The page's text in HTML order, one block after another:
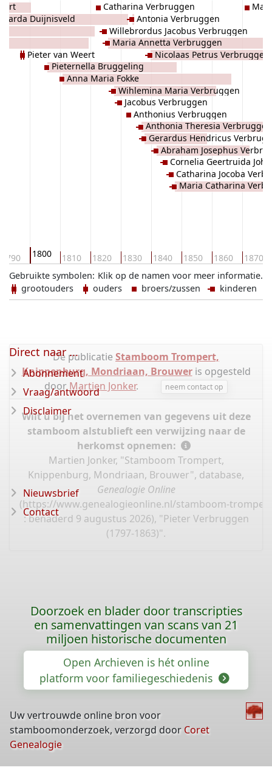
1790 1800 1810 1820 1830 1840 1850 1860 1870
Duijnisveld
Pieter van Weert
Pieternella Bruggeling
Anna Maria Fokke
Catharina Verbruggen
Willebrordus Jacobus Verbruggen
Maria Annetta Verbruggen
Wihlemina Maria Verbruggen
Jacobus Verbruggen
Anthonius Verbruggen
Antonia Verbruggen
Anthonia Theresia Verbruggen
Gerardus Hendricus
Nicolaas Petrus Verbruggen
Abraham Josephus
Cornelia Geertruida
Catharina Jocoba
Maria Catharina
Klik op de namen voor meer informatie.
Gebruikte symbolen:
grootouders
ouders broers/zussen kinderen
De publicatie Stamboom Trompert,
Knippenburg, Mondriaan, Brouweris opgesteld
doorMartien Jonker. neem contact op
Wilt u bij het overnemen van gegevens uit deze
stamboom alstublieft een verwijzing naar de
herkomst opnemen:
Martien Jonker, "Stamboom Trompert,
Knippenburg, Mondriaan, Brouwer", database,
Genealogie Online
(https://www.genealogieonline.nl/stamboom-
: benaderd 9 augustus 2026), "Pieter Verbruggen
(1797-1863)".
Direct naar ...
Abonnement
Vraag/antwoord
Disclaimer
Nieuwsbrief
Contact
Doorzoek en blader door transcripties
en samenvattingen van scans van 21
miljoen historische documenten
Open Archieven is hét online
platform voor familiegeschiedenis
Uw vertrouwde online bron voor
stamboomonderzoek, verzorgd door Coret
Genealogie